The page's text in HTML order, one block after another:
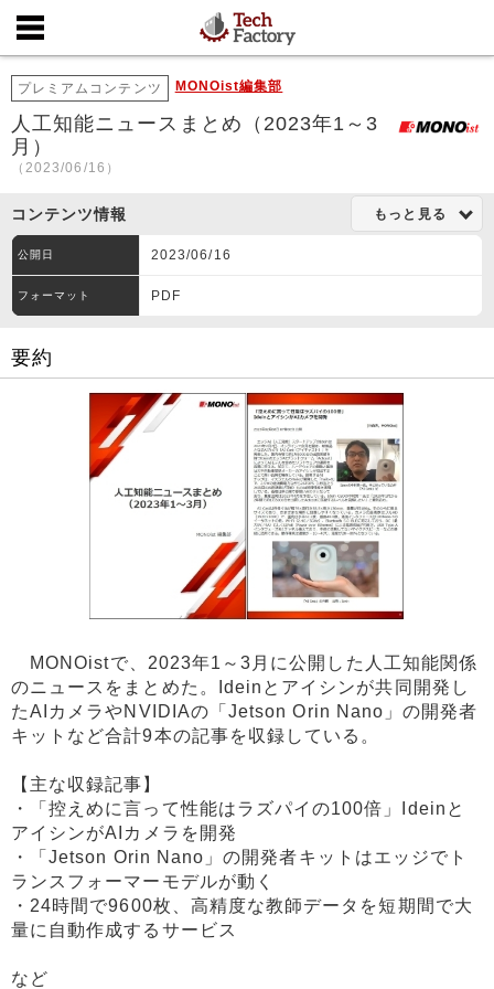
プレミアムコンテンツ MONOist編集部
人工知能ニュースまとめ（2023年1～3
月）
（2023/06/16）
コンテンツ情報 もっと見る
公開日 2023/06/16
フォーマット PDF
要約
MONOistで、2023年1～3月に公開した人工知能関係
のニュースをまとめた。Ideinとアイシンが共同開発し
たAIカメラやNVIDIAの「Jetson Orin Nano」の開発者
キットなど合計9本の記事を収録している。
【主な収録記事】
・「控えめに言って性能はラズパイの100倍」Ideinと
アイシンがAIカメラを開発
・「Jetson Orin Nano」の開発者キットはエッジでト
ランスフォーマーモデルが動く
・24時間で9600枚、高精度な教師データを短期間で大
量に自動作成するサービス
など